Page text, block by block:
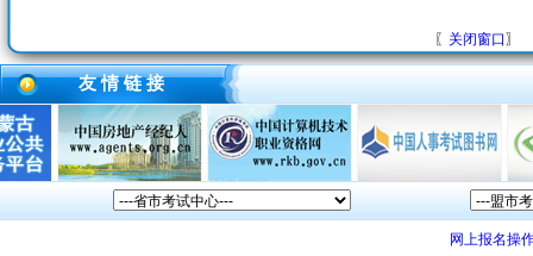
〖 关闭窗口 〗
友 情 链 接
网上报名操